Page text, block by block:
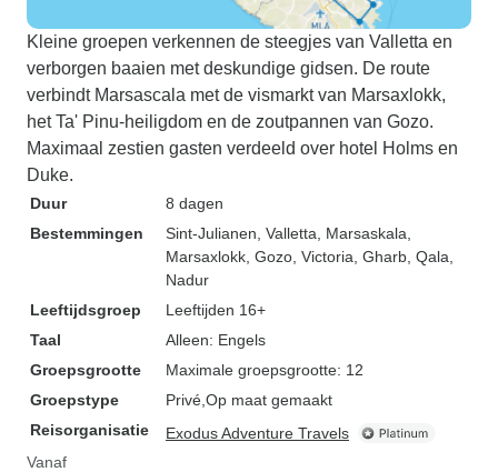
Kleine groepen verkennen de steegjes van Valletta en
verborgen baaien met deskundige gidsen. De route
verbindt Marsascala met de vismarkt van Marsaxlokk,
het Ta' Pinu-heiligdom en de zoutpannen van Gozo.
Maximaal zestien gasten verdeeld over hotel Holms en
Duke.
Duur
8 dagen
Bestemmingen
Sint-Julianen , Valletta , Marsaskala
Marsaxlokk , Gozo , Victoria , Gharb , Qala
Nadur
Leeftijdsgroep
Leeftijden 16+
Taal
Alleen: Engels
Groepsgrootte
Maximale groepsgrootte: 12
Groepstype
Privé Op maat gemaakt
Reisorganisatie
Exodus Adventure Travels
Vanaf